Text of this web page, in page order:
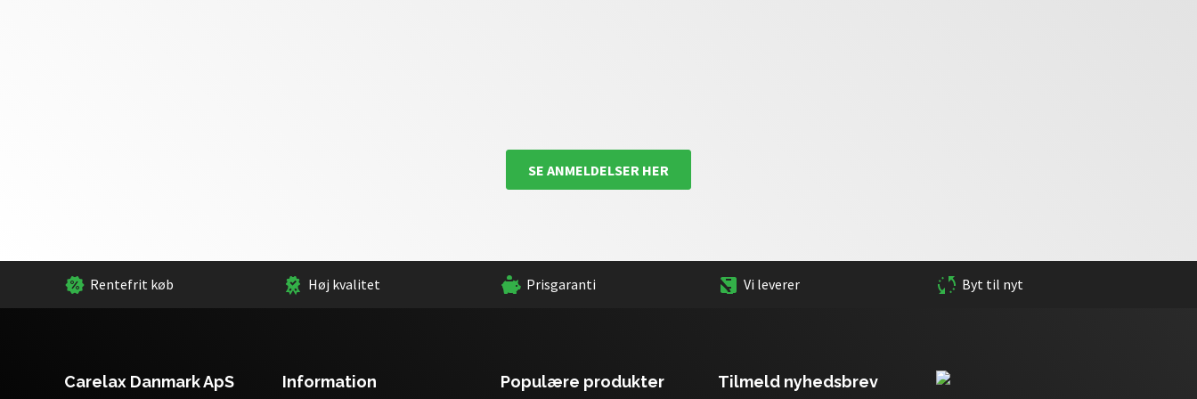
SE ANMELDELSER HER
Rentefrit køb Høj kvalitet Prisgaranti Vi leverer Byt til nyt
Carelax Danmark ApS Information Populære produkter Tilmeld nyhedsbrev